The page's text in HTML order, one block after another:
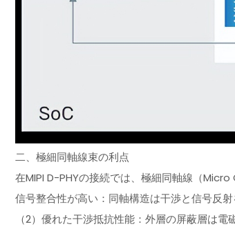
二、極細同軸線束の利点
在MIPI D-PHYの接続では、極細同軸線（
信号整合性が高い：同軸構造は干渉と信号反
（2）優れた干渉抵抗性能：外層の屏蔽層は